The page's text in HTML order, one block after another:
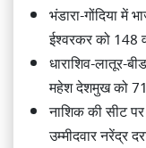
भंडारा-गोंदिया में
ईश्वरकर को 148
धाराशिव-लातूर-
महेश देशमुख को
नाशिक की सीट पर
उम्मीदवार नरेंद्र